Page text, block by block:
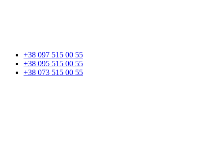
+38 097 515 00 55
+38 095 515 00 55
+38 073 515 00 55